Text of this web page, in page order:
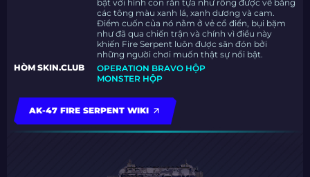
bật với hình con rắn tựa như rồng được vẽ bằng
các tông màu xanh lá, xanh dương và cam.
Điểm cuốn của nó nằm ở vẻ cổ điển, bụi bặm
như đã qua chiến trận và chính vì điều này
khiến Fire Serpent luôn được săn đón bởi
những người chơi muốn thật sự nổi bật.
HÒM SKIN.CLUB
OPERATION BRAVO HỘP
MONSTER HỘP
AK-47 FIRE SERPENT WIKI